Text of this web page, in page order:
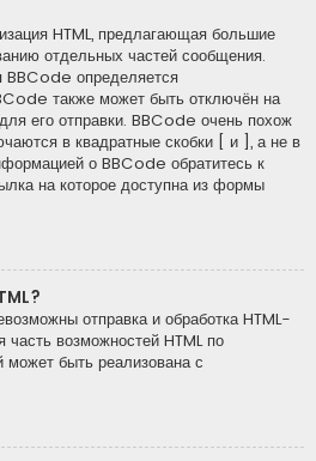
HTML, предлагающая большие
отдельных частей сообщения.
BBCode определяется
также может быть отключён на
его отправки. BBCode очень похож
в квадратные скобки [ и ], а не в
о BBCode обратитесь к
на которое доступна из формы
отправка и обработка HTML-
возможностей HTML по
быть реализована с